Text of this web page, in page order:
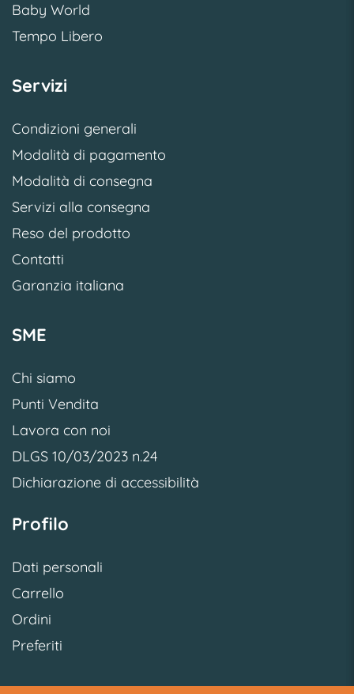
Baby World
Tempo Libero
Servizi
Condizioni generali
Modalità di pagamento
Modalità di consegna
Servizi alla consegna
Reso del prodotto
Contatti
Garanzia italiana
SME
Chi siamo
Punti Vendita
Lavora con noi
DLGS 10/03/2023 n.24
Dichiarazione di accessibilità
Profilo
Dati personali
Carrello
Ordini
Preferiti